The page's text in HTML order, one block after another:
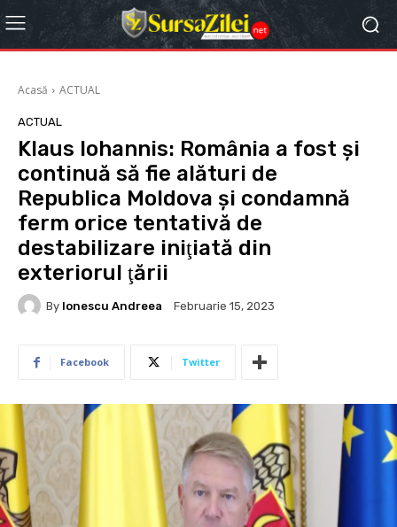
Acasă ACTUAL
ACTUAL
Klaus Iohannis: România a fost şi
continuă să fie alături de
Republica Moldova şi condamnă
ferm orice tentativă de
destabilizare iniţiată din
exteriorul ţării
By Ionescu Andreea Februarie 15, 2023
Facebook Twitter